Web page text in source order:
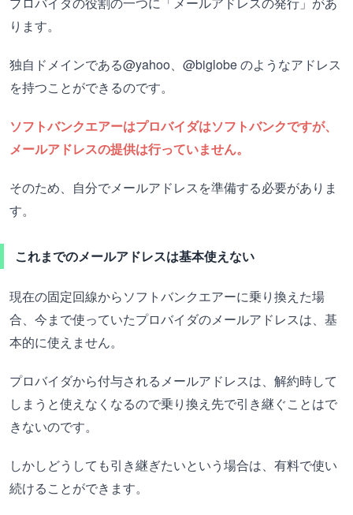
ります。
独自ドメインである@yahoo、@biglobe のようなアドレス
を持つことができるのです。
ソフトバンクエアーはプロバイダはソフトバンクですが、
メールアドレスの提供は行っていません。
そのため、自分でメールアドレスを準備する必要がありま
す。
これまでのメールアドレスは基本使えない
現在の固定回線からソフトバンクエアーに乗り換えた場
合、今まで使っていたプロバイダのメールアドレスは、基
本的に使えません。
プロバイダから付与されるメールアドレスは、解約時して
しまうと使えなくなるので乗り換え先で引き継ぐことはで
きないのです。
しかしどうしても引き継ぎたいという場合は、有料で使い
続けることができます。